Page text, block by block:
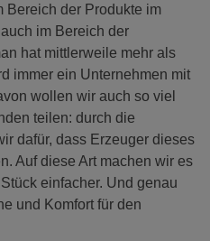
Bereich der Produkte im
im Bereich der
hat mittlerweile mehr als
immer ein Unternehmen mit
wollen wir auch so viel
teilen: durch die
dafür, dass Erzeuger dieses
Auf diese Art machen wir es
einfacher. Und genau
und Komfort für den